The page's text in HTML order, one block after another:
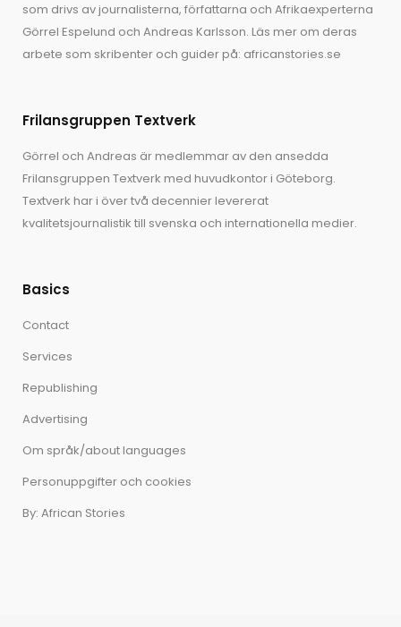
som drivs av journalisterna, författarna och Afrikaexperterna
Görrel Espelund och Andreas Karlsson. Läs mer om deras
arbete som skribenter och guider på: africanstories.se
Frilansgruppen Textverk
Görrel och Andreas är medlemmar av den ansedda
Frilansgruppen Textverk med huvudkontor i Göteborg.
Textverk har i över två decennier levererat
kvalitetsjournalistik till svenska och internationella medier.
Basics
Contact
Services
Republishing
Advertising
Om språk/about languages
Personuppgifter och cookies
By: African Stories